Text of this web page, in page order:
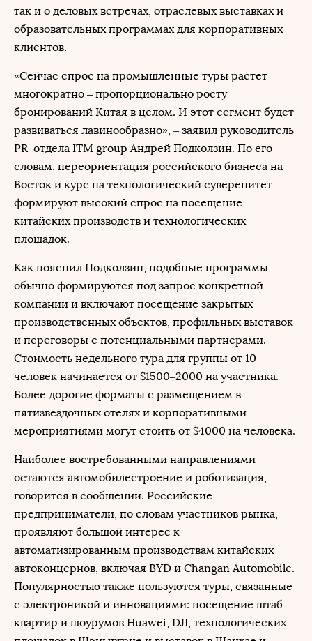
так и о деловых встречах, отраслевых выставках и
образовательных программах для корпоративных
клиентов.
«Сейчас спрос на промышленные туры растет
многократно – пропорционально росту
бронирований Китая в целом. И этот сегмент будет
развиваться лавинообразно», – заявил руководитель
PR-отдела ITM group Андрей Подколзин. По его
словам, переориентация российского бизнеса на
Восток и курс на технологический суверенитет
формируют высокий спрос на посещение
китайских производств и технологических
площадок.
Как пояснил Подколзин, подобные программы
обычно формируются под запрос конкретной
компании и включают посещение закрытых
производственных объектов, профильных выставок
и переговоры с потенциальными партнерами.
Стоимость недельного тура для группы от 10
человек начинается от $1500–2000 на участника.
Более дорогие форматы с размещением в
пятизвездочных отелях и корпоративными
мероприятиями могут стоить от $4000 на человека.
Наиболее востребованными направлениями
остаются автомобилестроение и роботизация,
говорится в сообщении. Российские
предприниматели, по словам участников рынка,
проявляют большой интерес к
автоматизированным производствам китайских
автоконцернов, включая BYD и Changan Automobile.
Популярностью также пользуются туры, связанные
с электроникой и инновациями: посещение штаб-
квартир и шоурумов Huawei, DJI, технологических